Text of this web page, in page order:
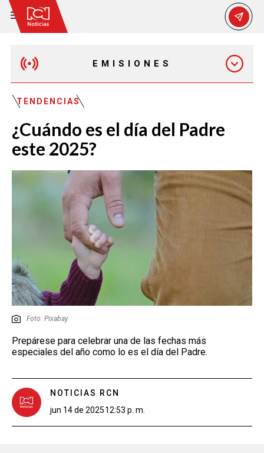
EMISIONES
EMISIÓN 7:00 PM
TENDENCIAS
¿Cuándo es el día del Padre
este 2025?
Foto: Pixabay
Prepárese para celebrar una de las fechas más
especiales del año como lo es el día del Padre.
NOTICIAS RCN
jun 14 de 202512:53 p. m.